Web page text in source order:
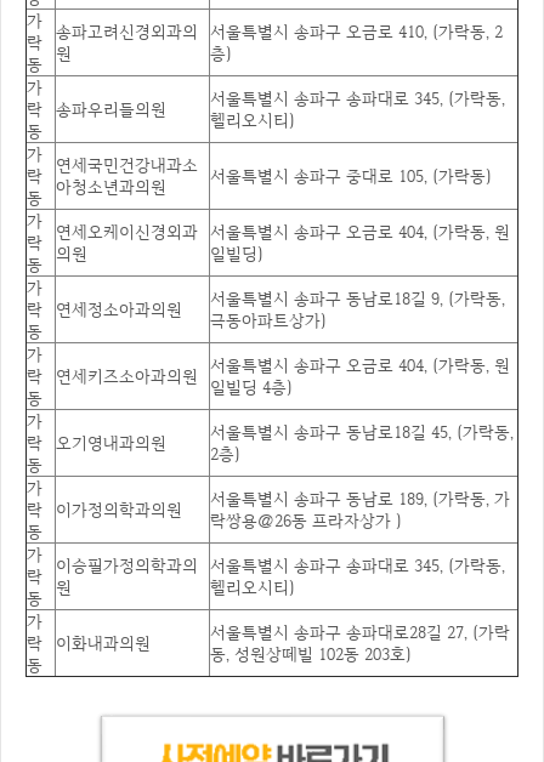
가
락
동
송파고려신경외과의
원
서울특별시 송파구 오금로 410, (가락동, 2
층)
가
락
동
송파우리들의원
서울특별시 송파구 송파대로 345, (가락동,
헬리오시티)
가
락
동
연세국민건강내과소
아청소년과의원
서울특별시 송파구 중대로 105, (가락동)
가
락
동
연세오케이신경외과
의원
서울특별시 송파구 오금로 404, (가락동, 원
일빌딩)
가
락
동
연세정소아과의원
서울특별시 송파구 동남로18길 9, (가락동,
극동아파트상가)
가
락
동
연세키즈소아과의원
서울특별시 송파구 오금로 404, (가락동, 원
일빌딩 4층)
가
락
동
오기영내과의원
서울특별시 송파구 동남로18길 45, (가락동,
2층)
가
락
동
이가정의학과의원
서울특별시 송파구 동남로 189, (가락동, 가
락쌍용@26동 프라자상가 )
가
락
동
이승필가정의학과의
원
서울특별시 송파구 송파대로 345, (가락동,
헬리오시티)
가
락
동
이화내과의원
서울특별시 송파구 송파대로28길 27, (가락
동, 성원상떼빌 102동 203호)